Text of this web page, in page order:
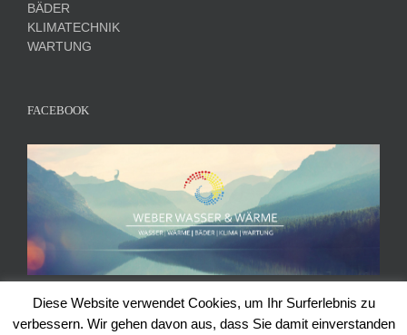
BÄDER
KLIMATECHNIK
WARTUNG
FACEBOOK
Diese Website verwendet Cookies, um Ihr Surferlebnis zu
verbessern. Wir gehen davon aus, dass Sie damit einverstanden